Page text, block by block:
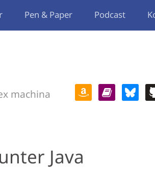
Pen & Paper Podcast
machina
Java